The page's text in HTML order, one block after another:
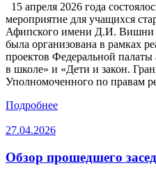
15 апреля 2026 года
мероприятие для учащихся
Афипского имени Д.И. Вишни
была организована в рамках
проектов Федеральной
в школе» и «Дети и закон.
Уполномоченного по правам
Подробнее
27.04.2026
Обзор прошедшего